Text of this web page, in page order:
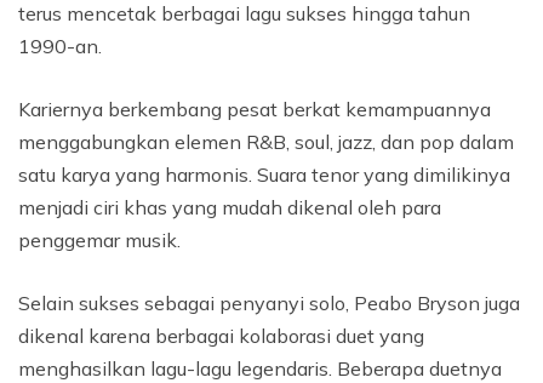
terus mencetak berbagai lagu sukses hingga tahun
1990-an.
Kariernya berkembang pesat berkat kemampuannya
menggabungkan elemen R&B, soul, jazz, dan pop dalam
satu karya yang harmonis. Suara tenor yang dimilikinya
menjadi ciri khas yang mudah dikenal oleh para
penggemar musik.
Selain sukses sebagai penyanyi solo, Peabo Bryson juga
dikenal karena berbagai kolaborasi duet yang
menghasilkan lagu-lagu legendaris. Beberapa duetnya